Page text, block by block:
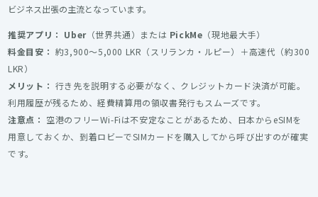
ビジネス出張の主流となっています。
推奨アプリ： Uber（世界共通）または PickMe （現地最大手）
料金目安： 約3,900〜5,000 LKR（スリランカ・ルピー）＋高速代（約300
LKR）
メリット： 行き先を説明する必要がなく、クレジットカード決済が可能。
利用履歴が残るため、経費精算用の領収書発行もスムーズです。
注意点： 空港のフリーWi-Fiは不安定なことがあるため、日本からeSIMを
用意しておくか、到着ロビーでSIMカードを購入してから呼び出すのが確実
です。